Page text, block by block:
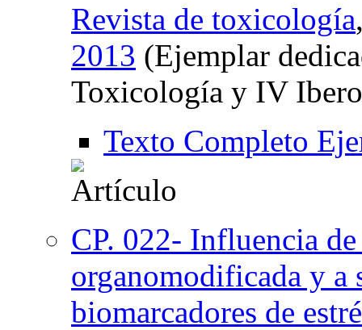
Revista de toxicología
2013 (Ejemplar
Toxicología y IV
Texto Completo
CP. 022- Influencia
organomodificada y a
biomarcadores de